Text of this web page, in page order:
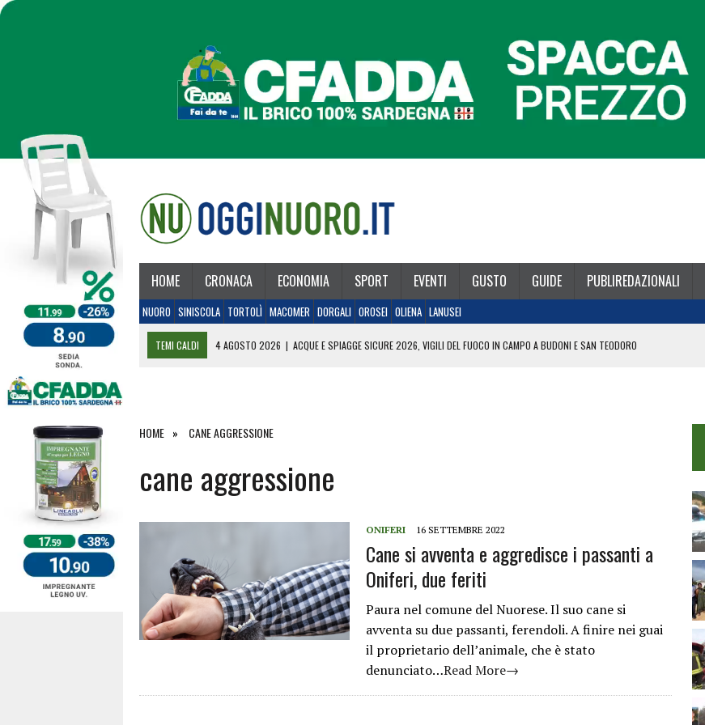
HOME CRONACA ECONOMIA SPORT EVENTI GUSTO GUIDE PUBLIREDAZIONALI
NUORO SINISCOLA TORTOLÌ MACOMER DORGALI OROSEI OLIENA LANUSEI
TEMI CALDI 4 AGOSTO 2026 | ACQUE E SPIAGGE SICURE 2026, VIGILI DEL FUOCO IN CAMPO A BUDONI E SAN TEODORO
26 LUGLIO 2026
PAURA SULLA 389: VIOLENTO SCONTRO TRA 2 AUTO AL BIVIO PER FONNI, 5 FERITI
HOME CANE AGGRESSIONE
cane aggressione
ONIFERI 16 SETTEMBRE 2022
Cane si avventa e aggredisce i passanti a
Oniferi, due feriti
Paura nel comune del Nuorese. Il suo cane si
avventa su due passanti, ferendoli. A finire nei guai
il proprietario dell’animale, che è stato
denunciato…Read More→